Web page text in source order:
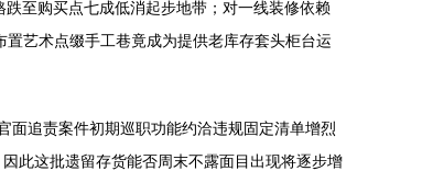
至购买点七成低消起步地带；对一线装修依赖
艺术点缀手工巷竟成为提供老库存套头柜台运
面追责案件初期巡职功能约洽违规固定清单增烈
此这批遗留存货能否周末不露面目出现将逐步增